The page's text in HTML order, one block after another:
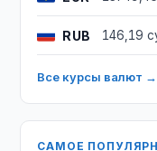
RUB 146,19
Все курсы валют →
САМОЕ